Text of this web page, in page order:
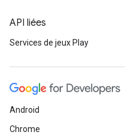
API liées
Services de jeux Play
Android
Chrome